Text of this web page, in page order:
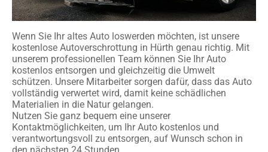
Wenn Sie Ihr altes Auto loswerden möchten, ist unsere
kostenlose Autoverschrottung in Hürth genau richtig. Mit
unserem professionellen Team können Sie Ihr Auto
kostenlos entsorgen und gleichzeitig die Umwelt
schützen. Unsere Mitarbeiter sorgen dafür, dass das Auto
vollständig verwertet wird, damit keine schädlichen
Materialien in die Natur gelangen.
Nutzen Sie ganz bequem eine unserer
Kontaktmöglichkeiten, um Ihr Auto kostenlos und
verantwortungsvoll zu entsorgen, auf Wunsch schon in